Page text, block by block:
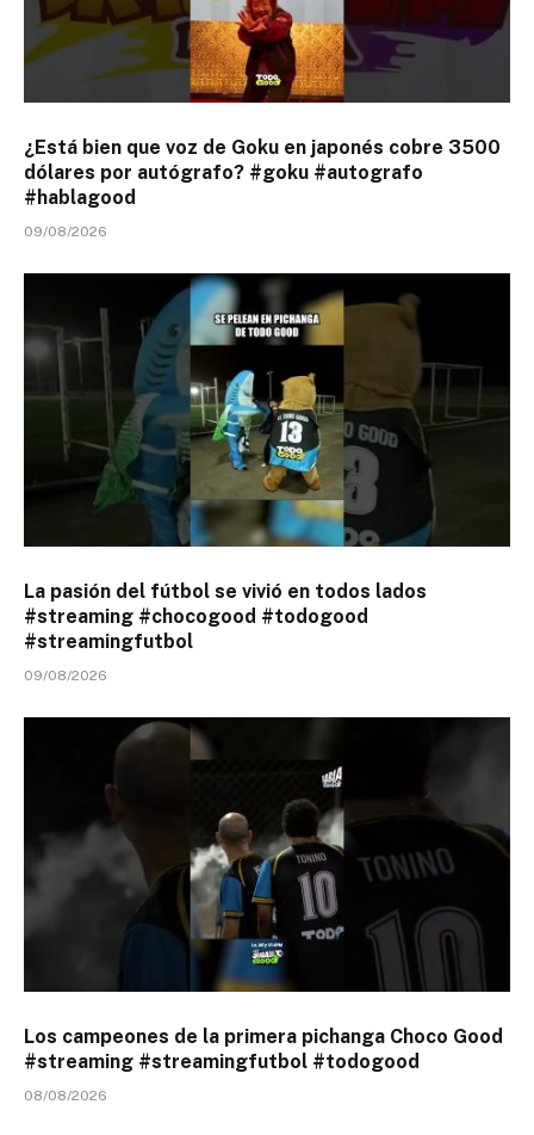
¿Está bien que voz de Goku en japonés cobre 3500
dólares por autógrafo? #goku #autografo
#hablagood
09/08/2026
La pasión del fútbol se vivió en todos lados
#streaming #chocogood #todogood
#streamingfutbol
09/08/2026
Los campeones de la primera pichanga Choco Good
#streaming #streamingfutbol #todogood
08/08/2026